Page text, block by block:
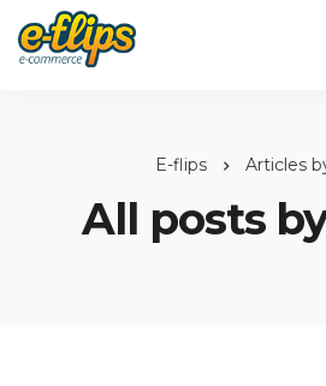
E-flips Articles
All posts